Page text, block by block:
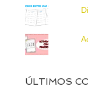
ÚLTIMOS